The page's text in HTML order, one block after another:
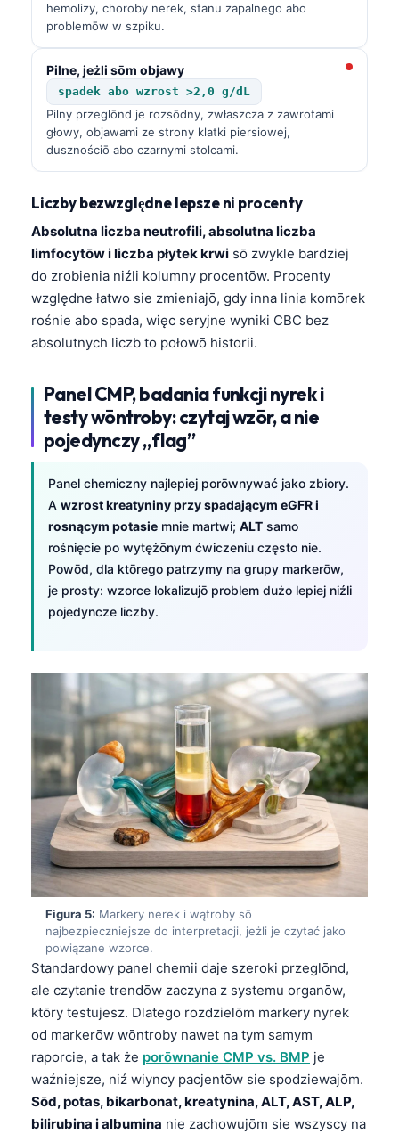
hemolizy, choroby nerek, stanu zapalnego abo
problemōw w szpiku.
Pilne, jeżli sōm objawy
spadek abo wzrost >2,0 g/dL
Pilny przeglōnd je rozsōdny, zwłaszcza z zawrotami
głowy, objawami ze strony klatki piersiowej,
dusznościō abo czarnymi stolcami.
Liczby bezwzględne lepsze ni procenty
Absolutna liczba neutrofili, absolutna liczba
limfocytōw i liczba płytek krwi sō zwykle bardziej
do zrobienia niźli kolumny procentōw. Procenty
względne łatwo sie zmieniajō, gdy inna linia komōrek
rośnie abo spada, więc seryjne wyniki CBC bez
absolutnych liczb to połowō historii.
Panel CMP, badania funkcji nyrek i
testy wōntroby: czytaj wzōr, a nie
pojedynczy „flag”
Panel chemiczny najlepiej porōwnywać jako zbiory.
A wzrost kreatyniny przy spadającym eGFR i
rosnącym potasie mnie martwi; ALT samo
rośnięcie po wytężōnym ćwiczeniu często nie.
Powōd, dla ktōrego patrzymy na grupy markerōw,
je prosty: wzorce lokalizujō problem dużo lepiej niźli
pojedyncze liczby.
Figura 5: Markery nerek i wątroby sō
najbezpieczniejsze do interpretacji, jeżli je czytać jako
powiązane wzorce.
Standardowy panel chemii daje szeroki przeglōnd,
ale czytanie trendōw zaczyna z systemu organōw,
ktōry testujesz. Dlatego rozdzielōm markery nyrek
od markerōw wōntroby nawet na tym samym
raporcie, a tak że porōwnanie CMP vs. BMP je
waźniejsze, niź wiyncy pacjentōw sie spodziewajōm.
Sōd, potas, bikarbonat, kreatynina, ALT, AST, ALP,
bilirubina i albumina nie zachowujōm sie wszyscy na
O‘zbekcha
Català
Қазақ тілі
Suomi
Hrvatski
Slovenčina
كوردی‎
پښتو
سنڌي
සිංහල
অসমীয়া
Galego
Latviešu valoda
Македонски јазик
Euskara
Gàidhlig
العربية المغربية
Afrikaans
Монгол
ພາສາລາວ
Basa Jawa
ئۇيغۇرچە
Кыргызча
Беларуская мова
Esperanto
Frysk
Norsk bokmål